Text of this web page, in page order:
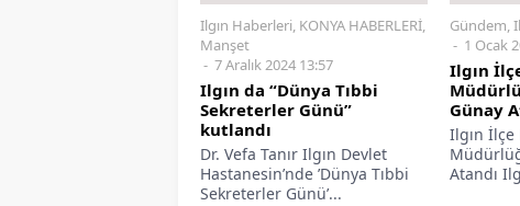
Ilgın Haberleri, KONYA HABERLERİ,
Manşet
7 Aralık 2024 13:57
Ilgın da “Dünya Tıbbi
Sekreterler Günü”
kutlandı
Dr. Vefa Tanır Ilgın Devlet
Hastanesin’nde ’Dünya Tıbbi
Sekreterler Günü’...
Gündem,
1 Ocak
Ilgın
Günay
Ilgın
Atandı